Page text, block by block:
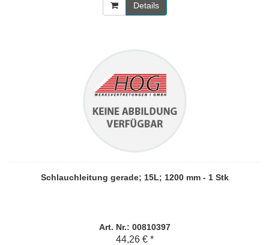
Details
Schlauchleitung gerade; 15L; 1200 mm - 1 Stk
Art. Nr.: 00810397
44,26 € *